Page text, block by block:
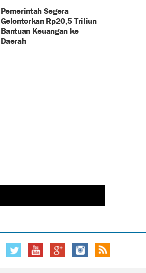
Pemerintah Segera
Gelontorkan Rp20,5 Triliun
Bantuan Keuangan ke
Daerah